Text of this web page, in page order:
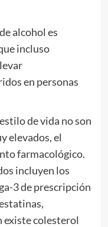
alcohol es
incluso
en personas
de vida no son
elevados, el
farmacológico.
incluyen los
3 de prescripción
existe colesterol